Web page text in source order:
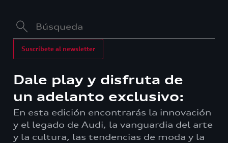
Suscríbete al newsletter
Dale play y disfruta de
un adelanto exclusivo:
En esta edición encontrarás la innovación
y el legado de Audi, la vanguardia del arte
y la cultura, las tendencias de moda y la